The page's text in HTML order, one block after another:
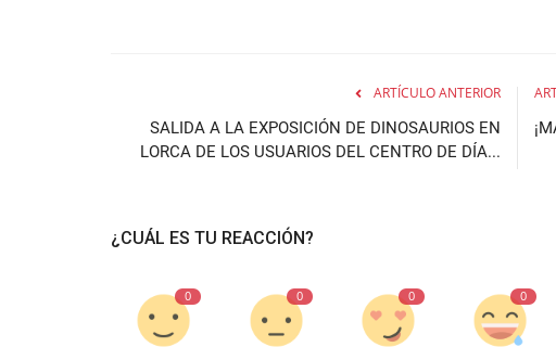
ARTÍCULO ANTERIOR
SALIDA A LA EXPOSICIÓN DE DINOSAURIOS EN
LORCA DE LOS USUARIOS DEL CENTRO DE DÍA...
¿CUÁL ES TU REACCIÓN?
0 0 0 0